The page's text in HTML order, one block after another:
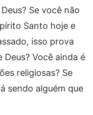
Se você não
Santo hoje e
isso prova
Deus? Você ainda é
religiosas? Se
sendo alguém que